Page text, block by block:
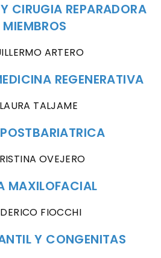
CIRUGIA REPARADORA
MIEMBROS
ARTERO
REGENERATIVA
TALJAME
OVEJERO
MAXILOFACIAL
FIOCCHI
Y CONGENITAS